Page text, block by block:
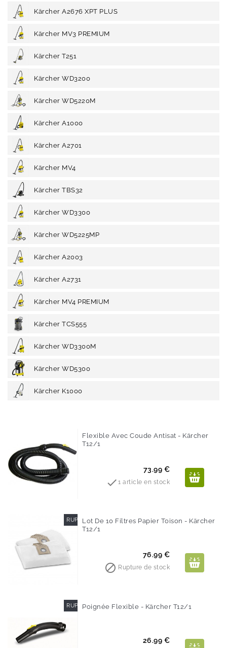
Kärcher A2676 XPT PLUS
Kärcher MV3 PREMIUM
Kärcher T251
Kärcher WD3200
Kärcher WD5220M
Kärcher A1000
Kärcher A2701
Kärcher MV4
Kärcher TBS32
Kärcher WD3300
Kärcher WD5225MP
Kärcher A2003
Kärcher A2731
Kärcher MV4 PREMIUM
Kärcher TCS555
Kärcher WD3300M
Kärcher WD5300
Kärcher K1000
Flexible Avec Coude Antisat - Kärcher
T12/1
Prix
73.99 €
1 article en stock
RUPTURE DE STOCK
Lot De 10 Filtres Papier Toison - Kärcher
T12/1
Prix
76.99 €
 Rupture de stock
RUPTURE DE STOCK
Poignée Flexible - Kärcher T12/1
Prix
26.99 €